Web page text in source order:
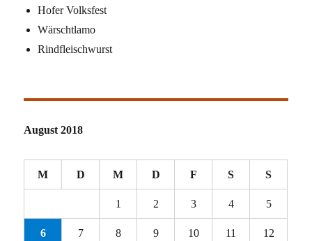
Hofer Volksfest
Wärschtlamo
Rindfleischwurst
August 2018
M D M D F S S
1 2 3 4 5
6 7 8 9 10 11 12